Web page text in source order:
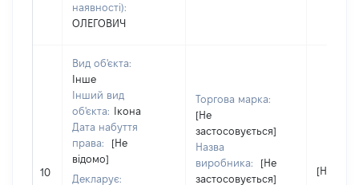
наявності):
ОЛЕГОВИЧ
10
Вид об'єкта:
Інше
Інший вид
об'єкта:
Ікона
Дата набуття
права:
[Не
відомо]
Декларує:
Торгова марка:
[Не
застосовується]
Назва
виробника:
[Не
застосовується]
[Не